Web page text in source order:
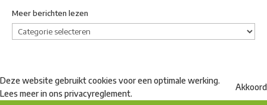
Meer berichten lezen
Meer
berichten
Deze website gebruikt cookies voor een optimale werking.
Lees meer in ons privacyreglement.
Akkoord